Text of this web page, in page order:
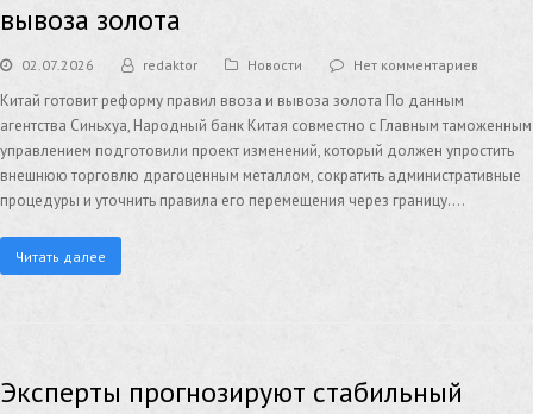
вывоза золота
02.07.2026 redaktor Новости Нет комментариев
Китай готовит реформу правил ввоза и вывоза золота По данным
агентства Синьхуа, Народный банк Китая совместно с Главным таможенным
управлением подготовили проект изменений, который должен упростить
внешнюю торговлю драгоценным металлом, сократить административные
процедуры и уточнить правила его перемещения через границу.…
Читать далее
Эксперты прогнозируют стабильный